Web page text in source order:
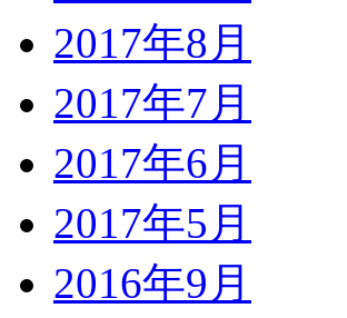
2017年8月
2017年7月
2017年6月
2017年5月
2016年9月